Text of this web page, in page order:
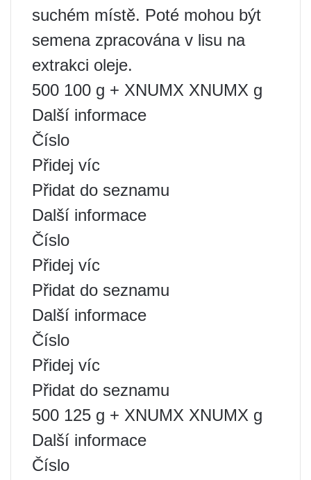
suchém místě. Poté mohou být
semena zpracována v lisu na
extrakci oleje.
500 100 g + XNUMX XNUMX g
Další informace
Číslo
Přidej víc
Přidat do seznamu
Další informace
Číslo
Přidej víc
Přidat do seznamu
Další informace
Číslo
Přidej víc
Přidat do seznamu
500 125 g + XNUMX XNUMX g
Další informace
Číslo